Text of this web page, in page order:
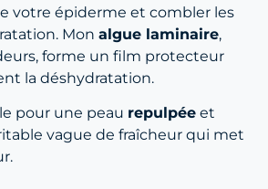
votre épiderme et combler les
Mon algue laminaire,
forme un film protecteur
la déshydratation.
pour une peau repulpée et
vague de fraîcheur qui met